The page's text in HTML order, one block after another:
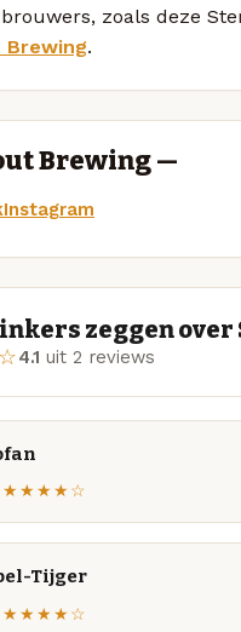
zoals deze
Brewing.
Brewing —
Instagram
zeggen
4.1 uit 2 reviews
★★★★☆
Tijger
★★★★☆